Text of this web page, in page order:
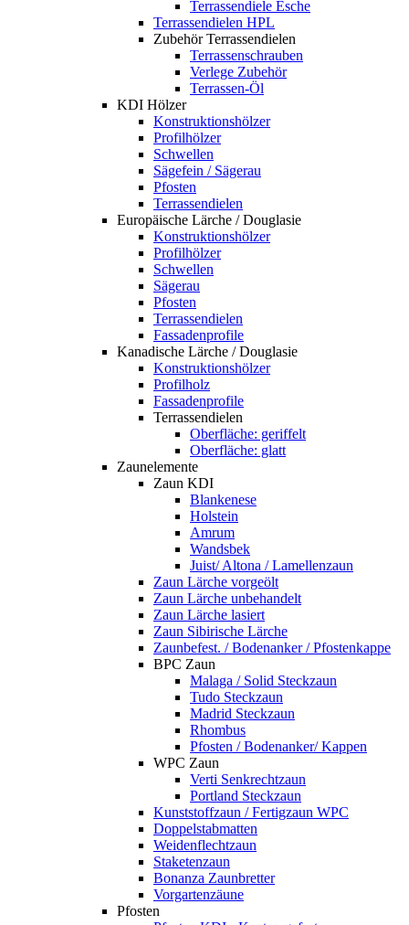
Terrassendiele Esche
Terrassendielen HPL
Zubehör Terrassendielen
Terrassenschrauben
Verlege Zubehör
Terrassen-Öl
KDI Hölzer
Konstruktionshölzer
Profilhölzer
Schwellen
Sägefein / Sägerau
Pfosten
Terrassendielen
Europäische Lärche / Douglasie
Konstruktionshölzer
Profilhölzer
Schwellen
Sägerau
Pfosten
Terrassendielen
Fassadenprofile
Kanadische Lärche / Douglasie
Konstruktionshölzer
Profilholz
Fassadenprofile
Terrassendielen
Oberfläche: geriffelt
Oberfläche: glatt
Zaunelemente
Zaun KDI
Blankenese
Holstein
Amrum
Wandsbek
Juist/ Altona / Lamellenzaun
Zaun Lärche vorgeölt
Zaun Lärche unbehandelt
Zaun Lärche lasiert
Zaun Sibirische Lärche
Zaunbefest. / Bodenanker / Pfostenkappe
BPC Zaun
Malaga / Solid Steckzaun
Tudo Steckzaun
Madrid Steckzaun
Rhombus
Pfosten / Bodenanker/ Kappen
WPC Zaun
Verti Senkrechtzaun
Portland Steckzaun
Kunststoffzaun / Fertigzaun WPC
Doppelstabmatten
Weidenflechtzaun
Staketenzaun
Bonanza Zaunbretter
Vorgartenzäune
Pfosten